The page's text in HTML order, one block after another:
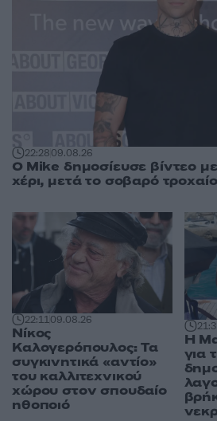
22:2809.08.26
O Mike δημοσίευσε βίντεο
χέρι, μετά το σοβαρό
22:1109.08.26
Νίκος
Καλογερόπουλος: Τα
συγκινητικά «αντίο»
του καλλιτεχνικού
χώρου στον σπουδαίο
ηθοποιό
Η
για